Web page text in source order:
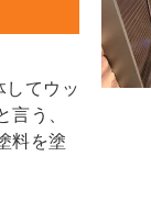
てウッ
う、
料を塗